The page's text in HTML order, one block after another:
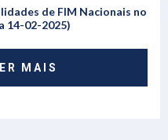
de FIM Nacionais no
14-02-2025)
MAIS